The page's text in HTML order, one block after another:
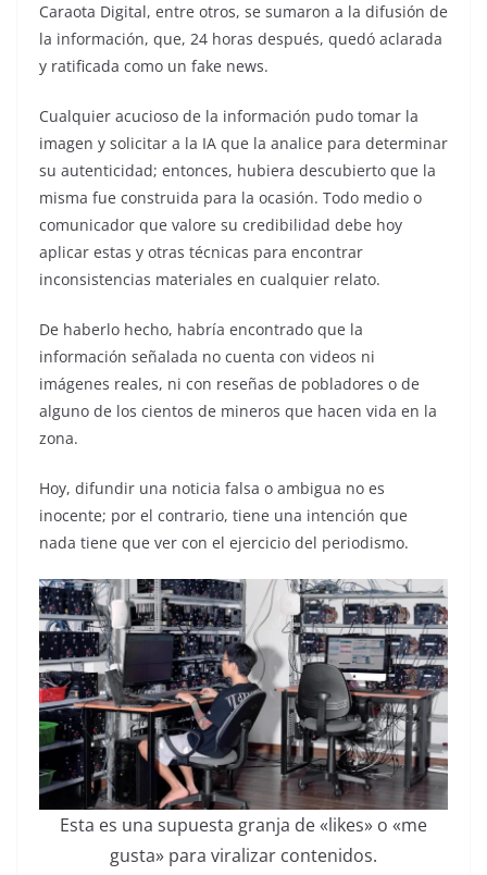
Caraota Digital, entre otros, se sumaron a la difusión de
la información, que, 24 horas después, quedó aclarada
y ratificada como un fake news.
Cualquier acucioso de la información pudo tomar la
imagen y solicitar a la IA que la analice para determinar
su autenticidad; entonces, hubiera descubierto que la
misma fue construida para la ocasión. Todo medio o
comunicador que valore su credibilidad debe hoy
aplicar estas y otras técnicas para encontrar
inconsistencias materiales en cualquier relato.
De haberlo hecho, habría encontrado que la
información señalada no cuenta con videos ni
imágenes reales, ni con reseñas de pobladores o de
alguno de los cientos de mineros que hacen vida en la
zona.
Hoy, difundir una noticia falsa o ambigua no es
inocente; por el contrario, tiene una intención que
nada tiene que ver con el ejercicio del periodismo.
Esta es una supuesta granja de «likes» o «me
gusta» para viralizar contenidos.